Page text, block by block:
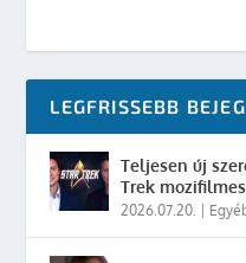
LEGFRISSEBB
Teljesen új
Trek
2026.07.20.